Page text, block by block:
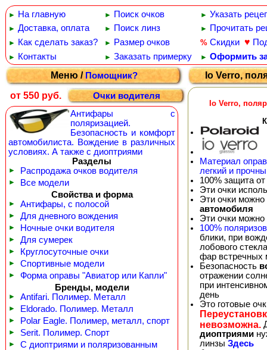
► На главную ► Поиск очков ► Указать
► Доставка, оплата ► Поиск линз ► Прочитать
► Как сделать заказ? ► Размер очков % Скидки ♥
► Контакты ► Заказать примерку ► Оформить
Меню /Помощник?
от 550 руб.
Очки водителя
Антифары с
поляризацией.
Безопасность и комфорт
автомобилиста. Вождение в различных
условиях. А также с диоптриями
Разделы
► Распродажа очков водителя
►
Все модели
Свойства и форма
► Антифары, с полосой
► Для дневного вождения
► Ночные очки водителя
► Для сумерек
► Круглосуточные очки
► Спортивные модели
►
Форма оправы "Авиатор или Капли"
Бренды, модели
► Antifari. Полимер. Металл
► Eldorado. Полимер. Металл
► Polar Eagle. Полимер, металл, спорт
► Serit. Полимер. Спорт
►
С диоптриями и поляризованным
Io Verro,
Io Verro,
Материал
легкий и
100% защита
Эти очки
Эти очки
автомобиля
Эти очки
100%
блики, при
лобового
фар встречных
Безопасность
отражении
при
день
Это готовые
невозможна.
диоптриями
линзы Здесь